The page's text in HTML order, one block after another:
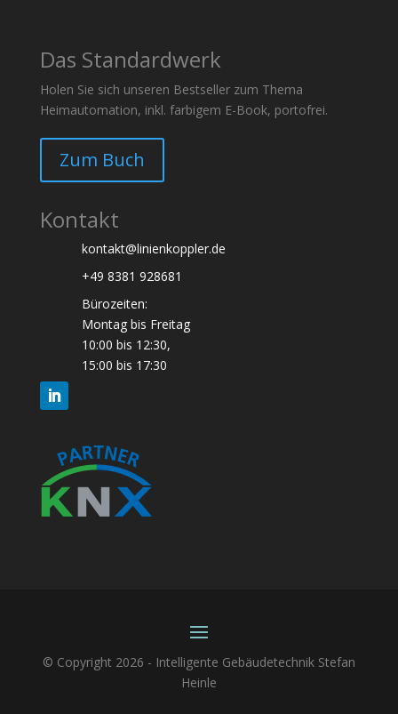
Das Standardwerk
Holen Sie sich unseren Bestseller zum Thema
Heimautomation, inkl. farbigem E-Book, portofrei.
Zum Buch
Kontakt
kontakt@linienkoppler.de
+49 8381 928681
Bürozeiten:
Montag bis Freitag
10:00 bis 12:30,
15:00 bis 17:30
© Copyright 2026 - Intelligente Gebäudetechnik Stefan
Heinle